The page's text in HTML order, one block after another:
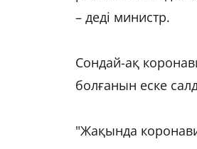
– деді министр.
Сондай-ақ
болғанын еске
"Жақында